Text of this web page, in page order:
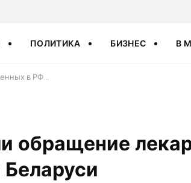
ПОЛИТИКА БИЗНЕС В
в РФ…
обращение